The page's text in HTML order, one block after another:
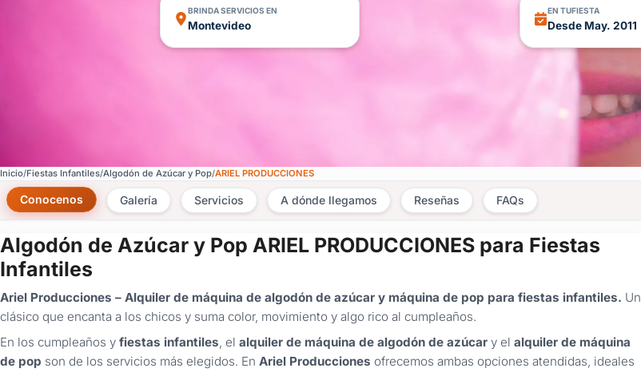
BRINDA SERVICIOS EN
Montevideo
EN TUFIESTA
Desde May. 2011
Inicio Fiestas Infantiles Algodón de Azúcar y Pop ARIEL PRODUCCIONES
Conocenos Galería Servicios A dónde llegamos Reseñas FAQs
Algodón de Azúcar y Pop ARIEL PRODUCCIONES para Fiestas
Infantiles
Ariel Producciones – Alquiler de máquina de algodón de azúcar y máquina de pop para fiestas infantiles. Un
clásico que encanta a los chicos y suma color, movimiento y algo rico al cumpleaños.
En los cumpleaños y fiestas infantiles, el alquiler de máquina de algodón de azúcar y el alquiler de máquina
de pop son de los servicios más elegidos. En Ariel Producciones ofrecemos ambas opciones atendidas, ideales